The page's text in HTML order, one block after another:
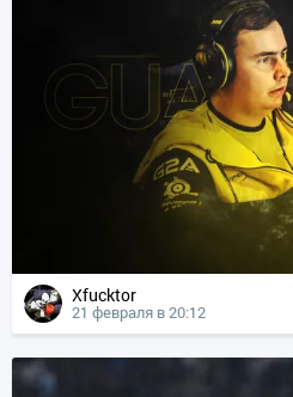
Xfucktor
21 февраля в 20:12